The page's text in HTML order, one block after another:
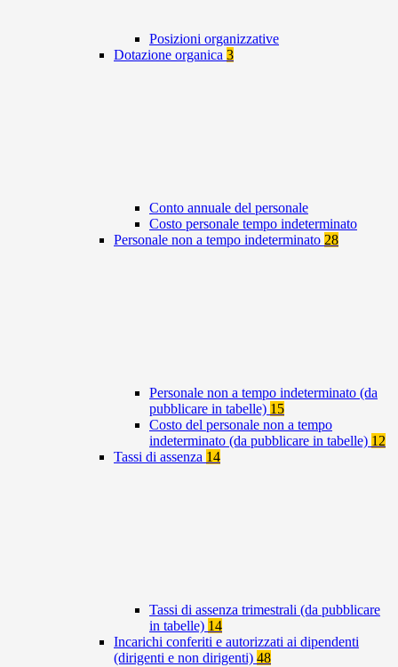
Posizioni organizzative
Dotazione organica 3
Conto annuale del personale
Costo personale tempo indeterminato
Personale non a tempo indeterminato 28
Personale non a tempo indeterminato (da
pubblicare in tabelle) 15
Costo del personale non a tempo
indeterminato (da pubblicare in tabelle) 12
Tassi di assenza 14
Tassi di assenza trimestrali (da pubblicare
in tabelle) 14
Incarichi conferiti e autorizzati ai dipendenti
(dirigenti e non dirigenti) 48